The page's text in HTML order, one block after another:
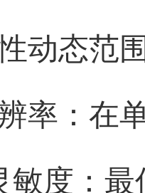
动态范
率 ：在
敏度：最